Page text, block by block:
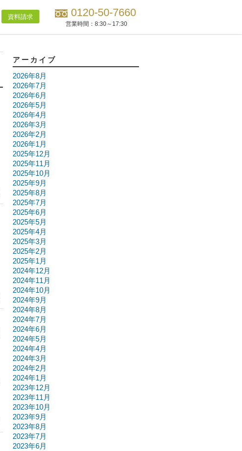
資料請求 0120-50-7660
営業時間： 8:30～17:30
アーカイブ
2026年8月
2026年7月
2026年6月
2026年5月
2026年4月
2026年3月
2026年2月
2026年1月
2025年12月
2025年11月
2025年10月
2025年9月
2025年8月
2025年7月
2025年6月
2025年5月
2025年4月
2025年3月
2025年2月
2025年1月
2024年12月
2024年11月
2024年10月
2024年9月
2024年8月
2024年7月
2024年6月
2024年5月
2024年4月
2024年3月
2024年2月
2024年1月
2023年12月
2023年11月
2023年10月
2023年9月
2023年8月
2023年7月
2023年6月